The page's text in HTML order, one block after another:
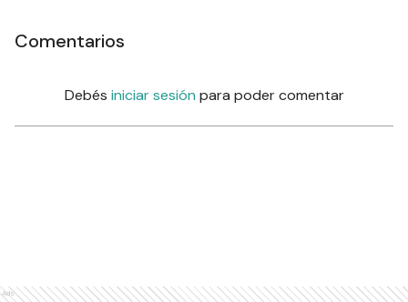
Comentarios
Debés iniciar sesión para poder comentar
Ads